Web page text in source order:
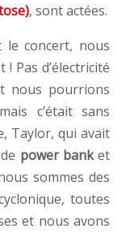
, sont actées.
le concert, nous
Pas d’électricité
nous pourrions
c’était sans
Taylor, qui avait
power banket
sommes des
toutes
et nous avons